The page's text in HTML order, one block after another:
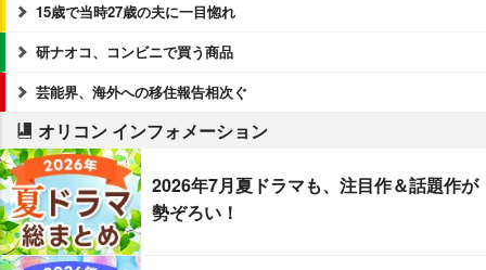
15歳で当時27歳の夫に一目惚れ
研ナオコ、コンビニで買う商品
芸能界、海外への移住報告相次ぐ
オリコン インフォメーション
2026年7月夏ドラマも、注目作＆話題作が
勢ぞろい！